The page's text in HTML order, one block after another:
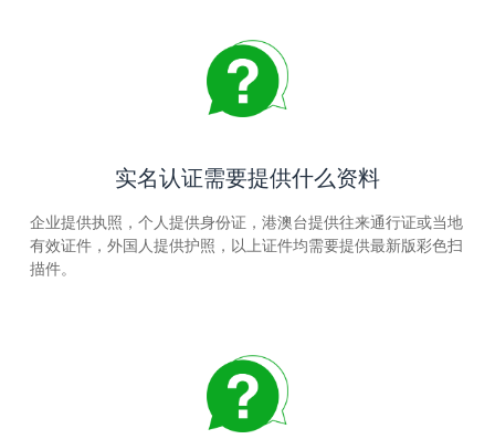
实名认证需要提供什么资料
企业提供执照，个人提供身份证，港澳台提供往来通行证或当地
有效证件，外国人提供护照，以上证件均需要提供最新版彩色扫
描件。